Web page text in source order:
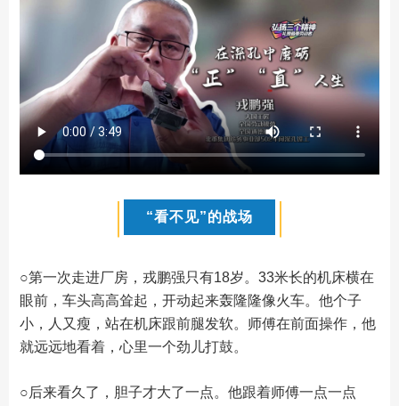
“看不见”的战场
○第一次走进厂房，戎鹏强只有18岁。33米长的机床横在
眼前，车头高高耸起，开动起来轰隆隆像火车。他个子
小，人又瘦，站在机床跟前腿发软。师傅在前面操作，他
就远远地看着，心里一个劲儿打鼓。
○后来看久了，胆子才大了一点。他跟着师傅一点一点